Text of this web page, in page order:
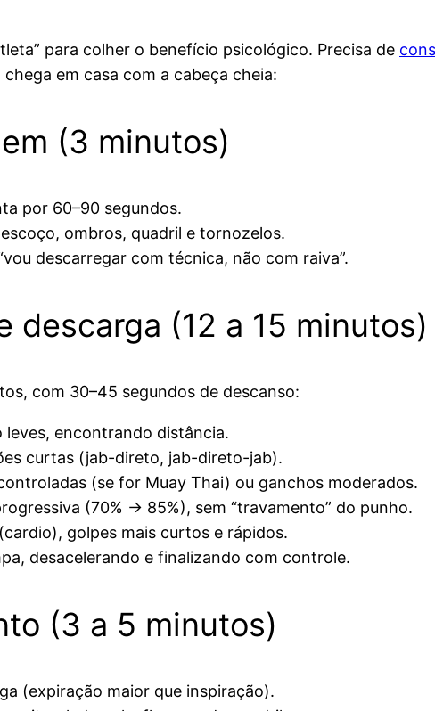
para colher o benefício psicológico. Precisa de
em casa com a cabeça cheia:
(3 minutos)
por 60–90 segundos.
ombros, quadril e tornozelos.
descarregar com técnica, não com raiva”.
descarga (12 a 15 minutos)
com 30–45 segundos de descanso:
leves, encontrando distância.
curtas (jab-direto, jab-direto-jab).
(se for Muay Thai) ou ganchos moderados.
(70% → 85%), sem “travamento” do punho.
golpes mais curtos e rápidos.
desacelerando e finalizando com controle.
(3 a 5 minutos)
(expiração maior que inspiração).